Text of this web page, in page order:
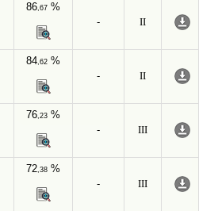
86,67 %
-
II
84,62 %
-
II
76,23 %
-
III
72,38 %
-
III